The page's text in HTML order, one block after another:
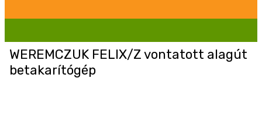
WEREMCZUK FELIX/Z vontatott alagút
betakarítógép